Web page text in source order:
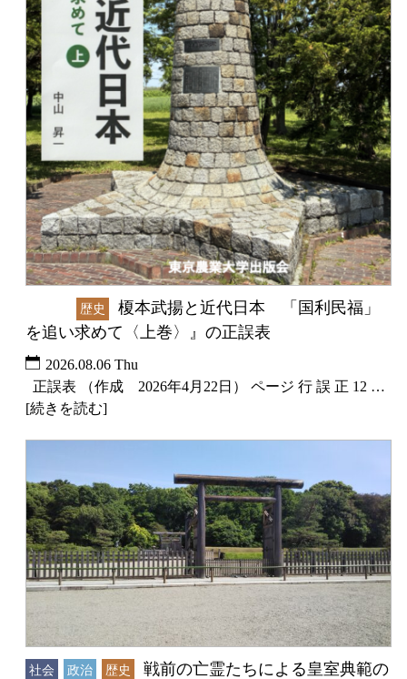
歴史
榎本武揚と近代日本 「国利民福」
を追い求めて〈上巻〉』の正誤表
2026.08.06 Thu
正誤表 （作成 2026年4月22日） ページ 行 誤 正 12 …
[続きを読む]
社会 政治 歴史
戦前の亡霊たちによる皇室典範の